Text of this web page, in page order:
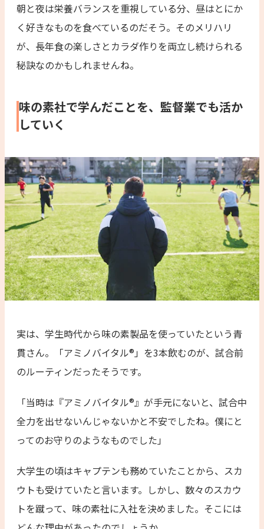
朝と夜は栄養バランスを重視している分、昼はとにか
く好きなものを食べているのだそう。そのメリハリ
が、長年食の楽しさとカラダ作りを両立し続けられる
秘訣なのかもしれませんね。
味の素社で学んだことを、監督業でも活か
していく
実は、学生時代から味の素製品を使っていたという青
貫さん。「アミノバイタル®」を3本飲むのが、試合前
のルーティンだったそうです。
「当時は『アミノバイタル®』が手元にないと、試合中
全力を出せないんじゃないかと不安でしたね。僕にと
ってのお守りのようなものでした」
大学生の頃はキャプテンも務めていたことから、スカ
ウトも受けていたと言います。しかし、数々のスカウ
トを蹴って、味の素社に入社を決めました。そこには